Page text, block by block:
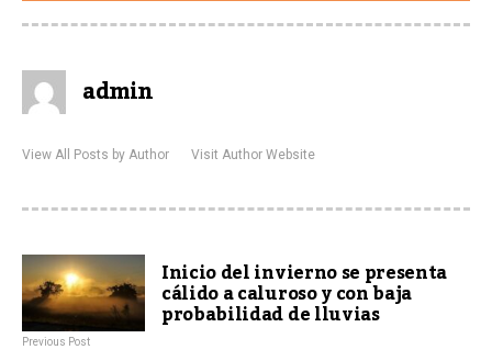
admin
View All Posts by Author Visit Author Website
Inicio del invierno se presenta
cálido a caluroso y con baja
probabilidad de lluvias
Previous Post